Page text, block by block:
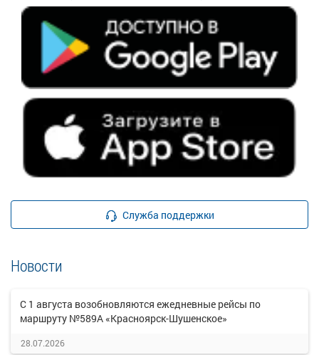
Служба поддержки
Новости
С 1 августа возобновляются ежедневные рейсы по
маршруту №589А «Красноярск-Шушенское»
28.07.2026